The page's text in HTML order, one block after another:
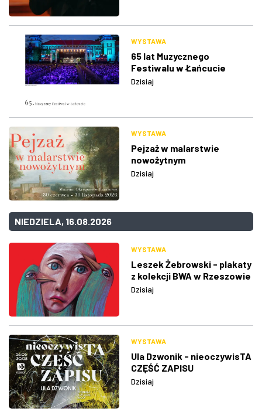
WYSTAWA
65 lat Muzycznego
Festiwalu w Łańcucie
Dzisiaj
WYSTAWA
Pejzaż w malarstwie
nowożytnym
Dzisiaj
NIEDZIELA, 16.08.2026
WYSTAWA
Leszek Żebrowski - plakaty
z kolekcji BWA w Rzeszowie
Dzisiaj
WYSTAWA
Ula Dzwonik - nieoczywisTA
CZĘŚĆ ZAPISU
Dzisiaj